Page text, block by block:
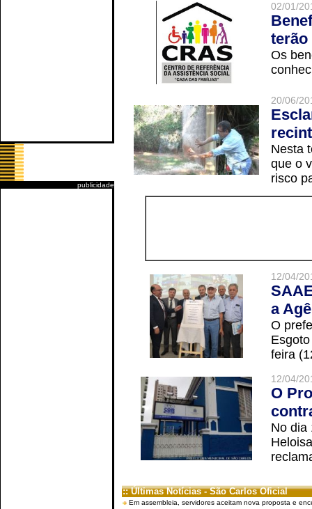
publicidade
02/01/
terão
Os
20/06/
Nesta
que o
risco
12/04/
a
O
feira
12/04/
O
No dia
:: Últimas Notícias - São Carlos Oficial
Em assembleia, servidores aceitam nova proposta e